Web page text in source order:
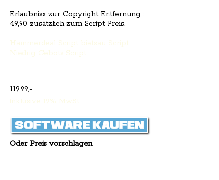
Erlaubniss zur Copyright Entfernung :
49,90 zusätzlich zum Script Preis.
Hammerdeal Script bietsau Script
Niedrig Gebots Script
119.99,-
inklusive 19% MwSt.
Oder Preis vorschlagen